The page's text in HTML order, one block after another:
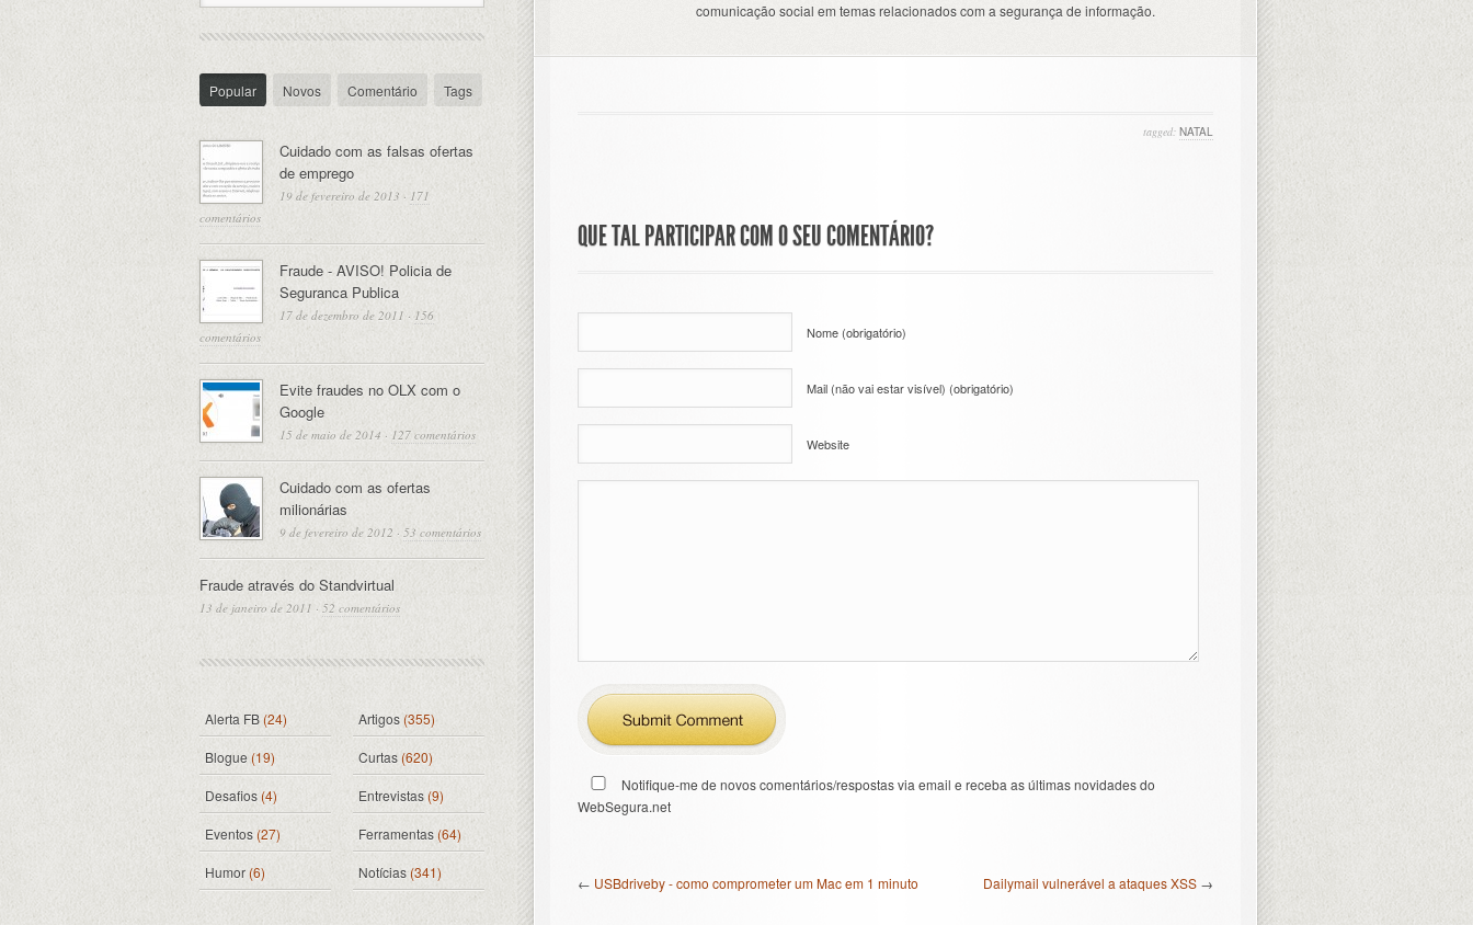
comunicação social em temas relacionados com a segurança de informação.
tagged: NATAL
QUE TAL PARTICIPAR COM O SEU COMENTÁRIO?
Nome (obrigatório)
Mail (não vai estar visível) (obrigatório)
Website
Notifique-me de novos comentários/respostas via email e receba as últimas novidades do
WebSegura.net
← USBdriveby - como comprometer um Mac em 1 minuto Dailymail vulnerável a ataques XSS →
Popular Novos Comentário Tags
Cuidado com as falsas ofertas
de emprego
19 de fevereiro de 2013 · 171
comentários
Fraude - AVISO! Policia de
Seguranca Publica
17 de dezembro de 2011 · 156
comentários
Evite fraudes no OLX com o
Google
15 de maio de 2014 · 127 comentários
Cuidado com as ofertas
milionárias
9 de fevereiro de 2012 · 53 comentários
Fraude através do Standvirtual
13 de janeiro de 2011 · 52 comentários
Alerta FB(24) Artigos(355)
Blogue(19) Curtas (620)
Desafios (4) Entrevistas (9)
Eventos (27) Ferramentas(64)
Humor(6) Notícias (341)